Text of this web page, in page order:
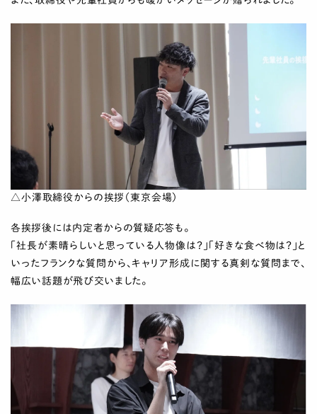
△小澤取締役からの挨拶（東京会場）
各挨拶後には内定者からの質疑応答も。
「社長が素晴らしいと思っている人物像は？」「好きな食べ物は？」と
いったフランクな質問から、キャリア形成に関する真剣な質問まで、
幅広い話題が飛び交いました。